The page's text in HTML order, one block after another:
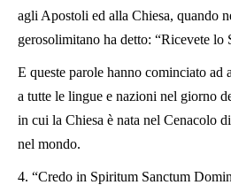
agli Apostoli ed alla Chiesa, quando
gerosolimitano ha detto: “Ricevete lo
E queste parole hanno cominciato ad
a tutte le lingue e nazioni nel giorno
in cui la Chiesa è nata nel Cenacolo
nel mondo.
4. “Credo in Spiritum Sanctum